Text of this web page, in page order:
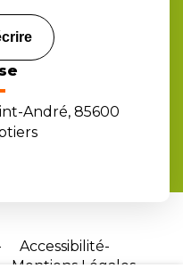
André, 85600
Accessibilité